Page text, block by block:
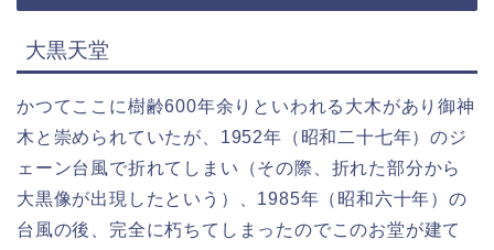
大黒天堂
かつてここに樹齢600年余りといわれる大木があり御神
木と崇められていたが、1952年（昭和二十七年）のジ
ェーン台風で折れてしまい（その際、折れた部分から
大黒像が出現したという）、1985年（昭和六十年）の
台風の後、完全に朽ちてしまったのでこのお堂が建て